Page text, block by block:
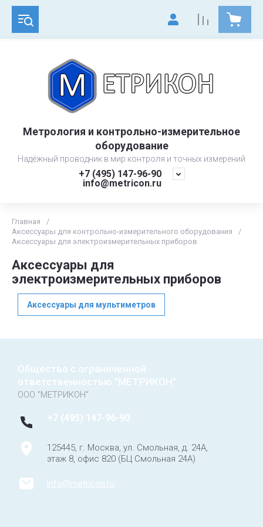
Метрология и контрольно-измерительное
оборудование
Надёжный проводник в мир контроля и точных измерений
+7 (495) 147-96-90
info@metricon.ru
Главная
/
Аксессуары для контрольно-измерительного оборудования
/
Аксессуары для электроизмерительных приборов
Аксессуары для
электроизмерительных приборов
Аксессуары для мультиметров
Общество с ограниченной
ответственностью "МЕТРИКОН"
ООО "МЕТРИКОН"
+7 (495) 147-96-90
125445, г. Москва, ул. Смольная, д. 24А,
этаж 8, офис 820 (БЦ Смольная 24А)
info@metricon.ru